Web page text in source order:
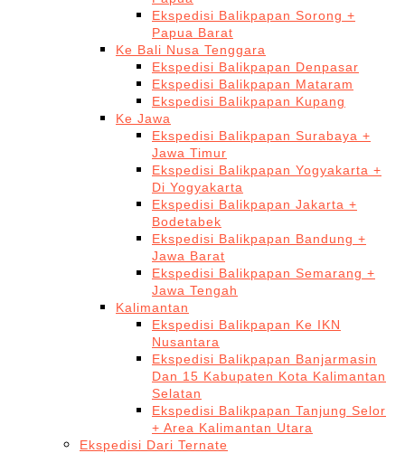
Ekspedisi Balikpapan Sorong +
Papua Barat
Ke Bali Nusa Tenggara
Ekspedisi Balikpapan Denpasar
Ekspedisi Balikpapan Mataram
Ekspedisi Balikpapan Kupang
Ke Jawa
Ekspedisi Balikpapan Surabaya +
Jawa Timur
Ekspedisi Balikpapan Yogyakarta +
Di Yogyakarta
Ekspedisi Balikpapan Jakarta +
Bodetabek
Ekspedisi Balikpapan Bandung +
Jawa Barat
Ekspedisi Balikpapan Semarang +
Jawa Tengah
Kalimantan
Ekspedisi Balikpapan Ke IKN
Nusantara
Ekspedisi Balikpapan Banjarmasin
Dan 15 Kabupaten Kota Kalimantan
Selatan
Ekspedisi Balikpapan Tanjung Selor
+ Area Kalimantan Utara
Ekspedisi Dari Ternate